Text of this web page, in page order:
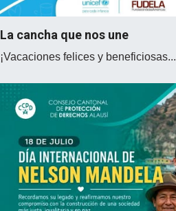
La cancha que nos une
¡Vacaciones felices y beneficiosas...